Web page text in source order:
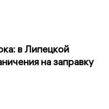
в Липецкой
на заправку